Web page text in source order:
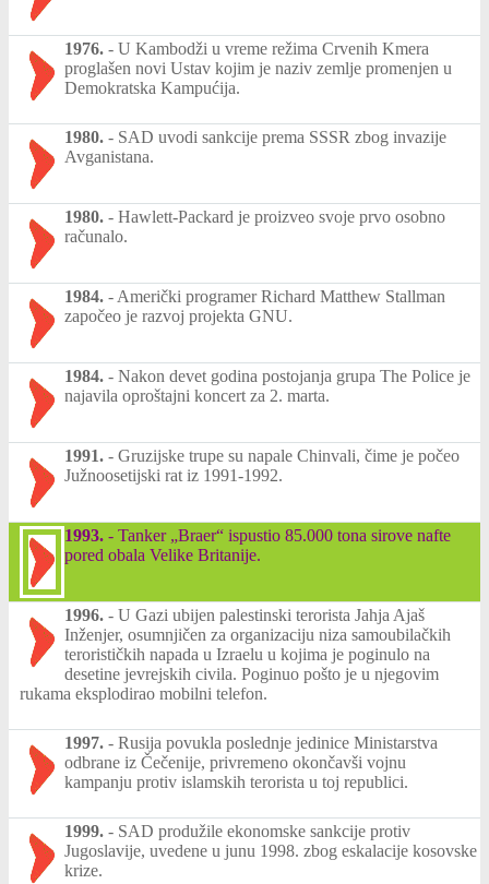
1976. - U Kambodži u vreme režima Crvenih Kmera
proglašen novi Ustav kojim je naziv zemlje promenjen u
Demokratska Kampućija.
1980. - SAD uvodi sankcije prema SSSR zbog invazije
Avganistana.
1980. - Hawlett-Packard je proizveo svoje prvo osobno
računalo.
1984. - Američki programer Richard Matthew Stallman
započeo je razvoj projekta GNU.
1984. - Nakon devet godina postojanja grupa The Police je
najavila oproštajni koncert za 2. marta.
1991. - Gruzijske trupe su napale Chinvali, čime je počeo
Južnoosetijski rat iz 1991-1992.
1993. - Tanker „Braer“ ispustio 85.000 tona sirove nafte
pored obala Velike Britanije.
1996. - U Gazi ubijen palestinski terorista Jahja Ajaš
Inženjer, osumnjičen za organizaciju niza samoubilačkih
terorističkih napada u Izraelu u kojima je poginulo na
desetine jevrejskih civila. Poginuo pošto je u njegovim
rukama eksplodirao mobilni telefon.
1997. - Rusija povukla poslednje jedinice Ministarstva
odbrane iz Čečenije, privremeno okončavši vojnu
kampanju protiv islamskih terorista u toj republici.
1999. - SAD produžile ekonomske sankcije protiv
Jugoslavije, uvedene u junu 1998. zbog eskalacije kosovske
krize.